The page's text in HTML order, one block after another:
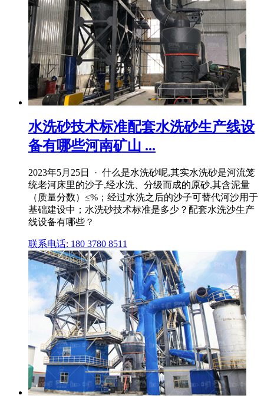
水洗砂技术标准配套水洗砂生产线设
备有哪些河南矿山 ...
2023年5月25日 · 什么是水洗砂呢,其实水洗砂是河流笼
统老河床里的沙子,经水洗、分级而成的原砂,其含泥量
（质量分数）≤%；经过水洗之后的沙子可替代河沙用于
基础建设中；水洗砂技术标准是多少？配套水洗沙生产
线设备有哪些？
联系电话: 180 3780 8511